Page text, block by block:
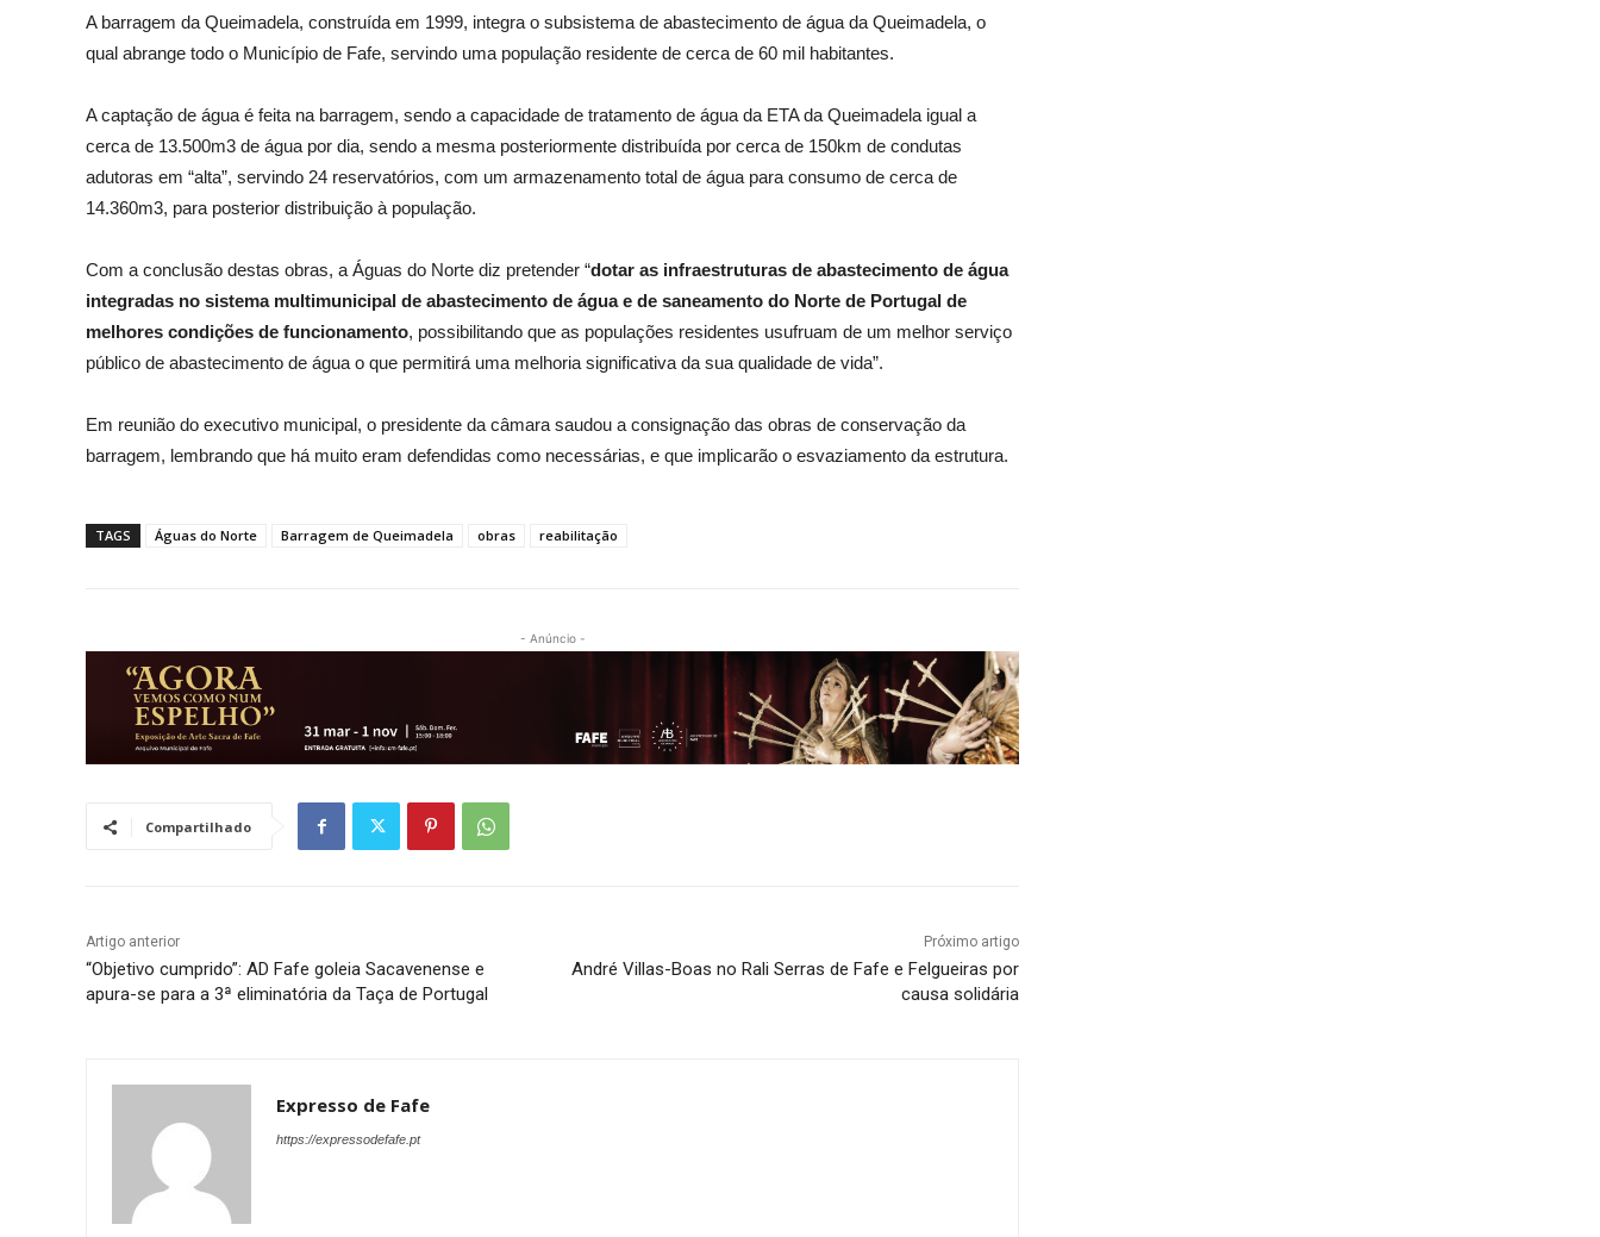
A barragem da Queimadela, construída em 1999, integra o subsistema de abastecimento de água da Queimadela, o
qual abrange todo o Município de Fafe, servindo uma população residente de cerca de 60 mil habitantes.
A captação de água é feita na barragem, sendo a capacidade de tratamento de água da ETA da Queimadela igual a
cerca de 13.500m3 de água por dia, sendo a mesma posteriormente distribuída por cerca de 150km de condutas
adutoras em “alta”, servindo 24 reservatórios, com um armazenamento total de água para consumo de cerca de
14.360m3, para posterior distribuição à população.
Com a conclusão destas obras, a Águas do Norte diz pretender “dotar as infraestruturas de abastecimento de água
integradas no sistema multimunicipal de abastecimento de água e de saneamento do Norte de Portugal de
melhores condições de funcionamento, possibilitando que as populações residentes usufruam de um melhor serviço
público de abastecimento de água o que permitirá uma melhoria significativa da sua qualidade de vida”.
Em reunião do executivo municipal, o presidente da câmara saudou a consignação das obras de conservação da
barragem, lembrando que há muito eram defendidas como necessárias, e que implicarão o esvaziamento da estrutura.
TAGS Águas do Norte Barragem de Queimadela obras reabilitação
- Anúncio -
Compartilhado
Artigo anterior
“Objetivo cumprido”: AD Fafe goleia Sacavenense e
apura-se para a 3ª eliminatória da Taça de Portugal
Próximo artigo
André Villas-Boas no Rali Serras de Fafe e Felgueiras por
causa solidária
Expresso de Fafe
https://expressodefafe.pt